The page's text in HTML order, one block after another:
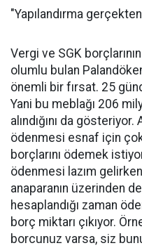
"Yapılandırma
Vergi ve SGK borçlarının
olumlu bulan
önemli bir fırsat. 25
Yani bu meblağı 206
alındığını da
ödenmesi esnaf için
borçlarını ödemek
ödenmesi lazım
anaparanın üzerinden
hesaplandığı zaman
borç miktarı çıkıyor.
borcunuz varsa, siz